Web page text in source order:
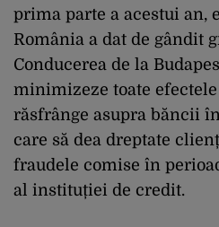
prima parte a acestui an,
România a dat de gândit
Conducerea de la
minimizeze toate
răsfrânge asupra băncii
care să dea dreptate
fraudele comise în
al instituției de credit.